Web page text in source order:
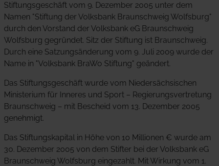
Stiftungsgeschäft vom 9. Dezember 2005 unter dem
Namen "Stiftung der Volksbank Braunschweig Wolfsburg"
durch den Vorstand der Volksbank eG Braunschweig
Wolfsburg gegründet. Sitz der Stiftung ist Braunschweig.
Durch eine Satzungsänderung vom 9. Juli 2009 wurde der
Name in "Volksbank BraWo Stiftung" geändert.
Das Stiftungsgeschäft wurde vom Niedersächsischen
Ministerium für Inneres und Sport – Regierungsvertretung
Braunschweig – mit Bescheid vom 13. Dezember 2005
genehmigt.
Das Stiftungskapital in Höhe von 10 Millionen € wurde am
30. Dezember 2005 von dem Stifter bei der Volksbank eG
Braunschweig Wolfsburg eingezahlt. Mit Wirkung vom 1.